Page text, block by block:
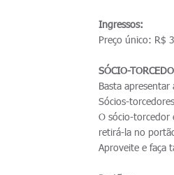
Ingressos:
Preço único: R$
SÓCIO-
Basta
Sócios-
O sócio-torcedor
retirá-la no
Aproveite e faça